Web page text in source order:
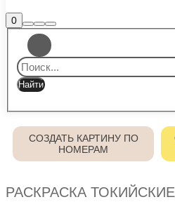
0Боковая
панель
магазина
Найти
Больше
информации
Главное
меню
СОЗДАТЬ КАРТИНУ ПО
НОМЕРАМ
РАСКРАСКА